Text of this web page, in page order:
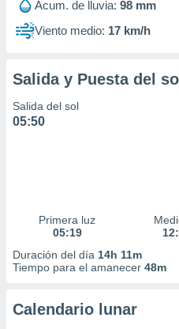
1199
Acum. de lluvia: 98 mm
Viento medio: 17 km/h
Salida y Puesta del sol
Salida del sol
05:50
Primera luz
05:19
Duración del día 14h 11m
Tiempo para el amanecer 48m
Calendario lunar